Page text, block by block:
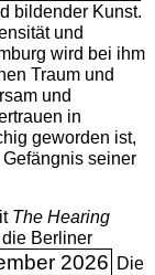
bildender Kunst.
und
wird bei ihm
Traum und
und
in
geworden ist,
seiner
The ­Hearing
Berliner
2026 Die